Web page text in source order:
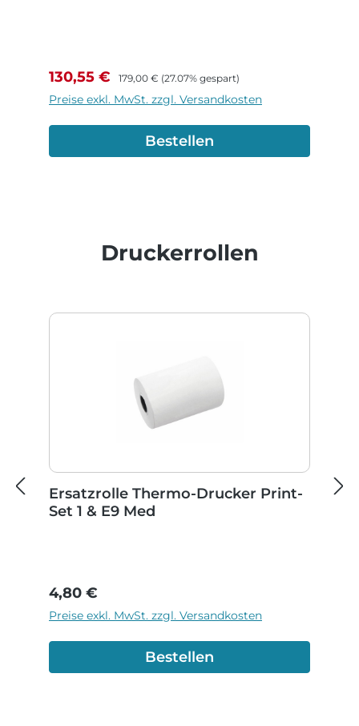
Verkaufspreis:
130,55 € Regulärer Preis:
179,00 € (27.07% gespart)
Preise exkl. MwSt. zzgl. Versandkosten
Bestellen
Produktgalerie überspringen
Druckerrollen
Ersatzrolle Thermo-Drucker Print-
Set 1 & E9 Med
Regulärer Preis:
4,80 €
Preise exkl. MwSt. zzgl. Versandkosten
Bestellen